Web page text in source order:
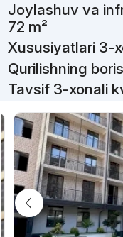
Joylashuv va
72 m²
Xususiyatlari 3-
Qurilishning
Tavsif 3-xonali